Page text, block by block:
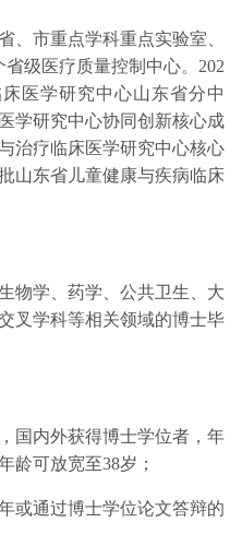
、市重点学科重点实验室、
级医疗质量控制中心。202
医学研究中心山东省分中
学研究中心协同创新核心成
治疗临床医学研究中心核心
山东省儿童健康与疾病临床
物学、药学、公共卫生、大
叉学科等相关领域的博士毕
国内外获得博士学位者，年
龄可放宽至38岁；
或通过博士学位论文答辩的